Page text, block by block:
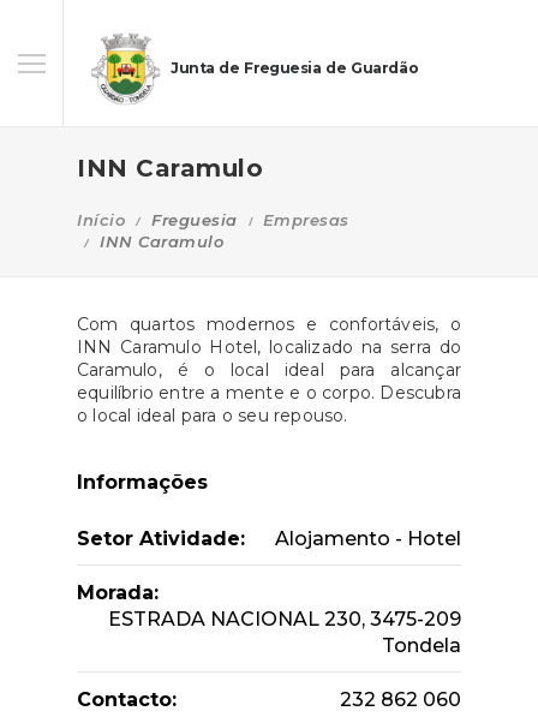
Junta de Freguesia de Guardão
INN Caramulo
Início Freguesia
Empresas
INN Caramulo
Com quartos modernos e confortáveis, o
INN Caramulo Hotel, localizado na serra do
Caramulo, é o local ideal para alcançar
equilíbrio entre a mente e o corpo. Descubra
o local ideal para o seu repouso.
Informações
Setor Atividade: Alojamento - Hotel
Morada:
ESTRADA NACIONAL 230, 3475-209
Tondela
Contacto: 232 862 060